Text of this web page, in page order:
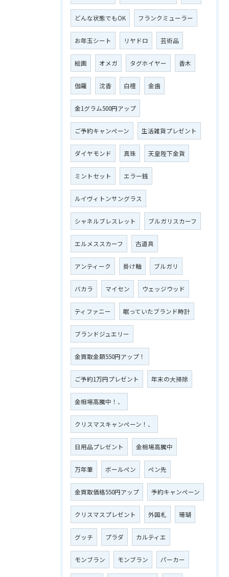
どんな状態でもOK フランクミューラー
お年玉シート リヤドロ 芸術品
絵画 オメガ タグホイヤー 香木
伽羅 沈香 白檀 金歯
金1グラム500円アップ
ご予約キャンペーン 生活雑貨プレゼント
ダイヤモンド 真珠 天皇陛下金貨
ミントセット エラー銭
ルイヴィトンサングラス
シャネルブレスレット ブルガリスカーフ
エルメススカーフ 古道具
アンティーク 掛け軸 ブルガリ
バカラ マイセン ウェッジウッド
ティファニー 眠っていたブランド時計
ブランドジュエリー
金買取金額550円アップ！
ご予約1万円プレゼント 年末の大掃除
金相場高騰中！、
クリスマスキャンペーン！、
日用品プレゼント 金相場高騰中
万年筆 ボールペン ペン先
金買取価格550円アップ 予約キャンペーン
クリスマスプレゼント 外国札 珊瑚
グッチ プラダ カルティエ
モンブラン モンブラン パーカー